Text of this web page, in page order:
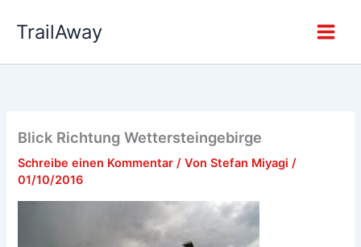
InhaltTrailAway
Blick Richtung Wettersteingebirge
Schreibe einen Kommentar / VonStefan Miyagi/
01/10/2016